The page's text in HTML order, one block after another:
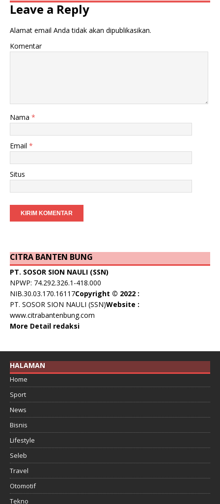
Leave a Reply
Alamat email Anda tidak akan dipublikasikan.
Komentar
Nama *
Email *
Situs
CITRA BANTEN BUNG
PT. SOSOR SION NAULI (SSN)
NPWP: 74.292.326.1-418.000
NIB.30.03.170.16117Copyright © 2022 :
PT. SOSOR SION NAULI (SSN)Website :
www.citrabantenbung.com
More Detail redaksi
HALAMAN
Home
Sport
News
Bisnis
Lifestyle
Seleb
Travel
Otomotif
Tekno